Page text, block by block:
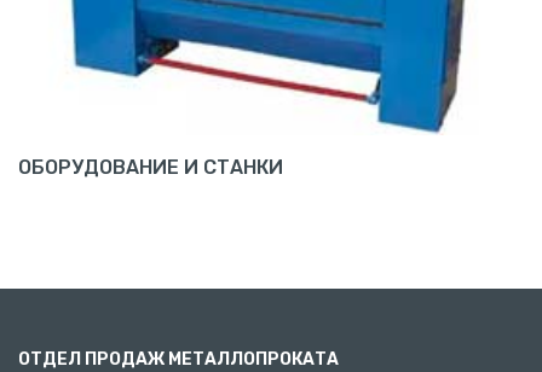
ОБОРУДОВАНИЕ И СТАНКИ
ОТДЕЛ ПРОДАЖ МЕТАЛЛОПРОКАТА